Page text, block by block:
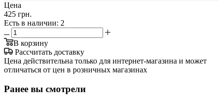
Цена
425 грн.
Есть в наличии: 2
В корзину
Рассчитать доставку
Цена действительна только для интернет-магазина и может
отличаться от цен в розничных магазинах
Ранее вы смотрели